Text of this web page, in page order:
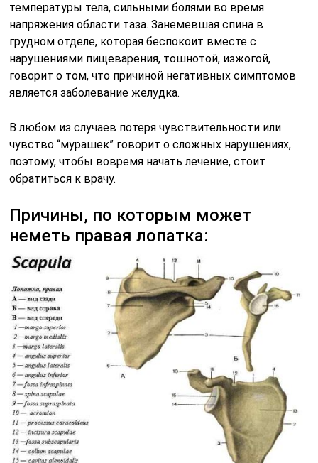
температуры тела, сильными болями во время
напряжения области таза. Занемевшая спина в
грудном отделе, которая беспокоит вместе с
нарушениями пищеварения, тошнотой, изжогой,
говорит о том, что причиной негативных симптомов
является заболевание желудка.
В любом из случаев потеря чувствительности или
чувство “мурашек” говорит о сложных нарушениях,
поэтому, чтобы вовремя начать лечение, стоит
обратиться к врачу.
Причины, по которым может
неметь правая лопатка: